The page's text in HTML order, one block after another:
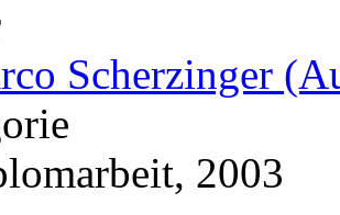
Scherzinger
2003